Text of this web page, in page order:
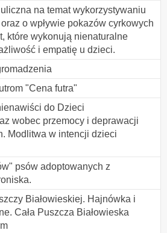
na temat wykorzystywaniu
o wpływie pokazów cyrkowych
które wykonują nienaturalne
i empatię u dzieci.
"Cena futra"
do Dzieci
wobec przemocy i deprawacji
Modlitwa w intencji dzieci
psów adoptowanych z
Białowieskiej. Hajnówka i
Cała Puszcza Białowieska